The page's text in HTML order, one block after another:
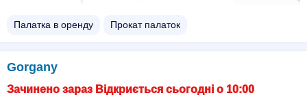
Палатка в оренду Прокат палаток
Gorgany
Зачинено зараз Відкриється сьогодні о 10:00